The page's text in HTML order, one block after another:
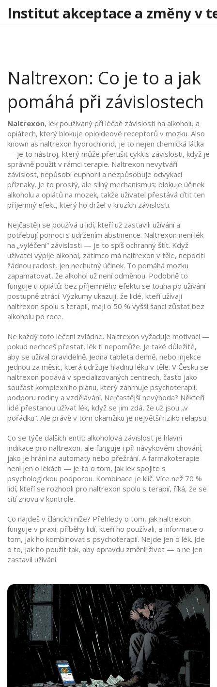
Institut akceptace a změny v
Naltrexon: Co je to a jak
pomáhá při závislostech
Naltrexon, lék používaný při léčbě závislostí na alkoholu a
opiátech, který blokuje opioideové receptorů v mozku. Also
known as naltrexon hydrochlorid, je to nejen chemická látka
— je to nástroj, který může přerušit cyklus závislosti, když je
správně použit v rámci terapie. Naltrexon nevytváří
závislost, nepůsobí euphorii a nezpůsobuje odvykací
příznaky. Je to prostý, ale silný mechanismus: blokuje účinek
alkoholu a opiátů na mozek, takže uživatel přestává cítit ten
příjemný efekt, který ho držel v kruzích závislosti.
Nejčastěji se používá u lidí, kteří už zastavili užívání a
potřebují pomoci s udržením abstinence. Naltrexon není lék
na „vyléčení“ závislosti — je to spíš ochranný štít. Když
uživatel vypije alkohol, zatímco má naltrexon v těle, nepocítí
žádnou radost, jen nechutný účinek. To pomáhá mozku
zapamatovat, že alkohol už není odměnou. Podobně to
funguje u opiátů: bez příjemného efektu se touha po užívání
postupně ztrácí. Výzkumy ukazují, že lidé, kteří užívají
naltrexon spolu s terapií, mají o 50 % vyšší šanci zůstat bez
alkoholu po roce.
Ne každý toto léčení zvládne. Naltrexon vyžaduje motivaci —
pokud nechceš přestat, lék ti nepomůže. Je také důležité,
aby se užíval pravidelně. Jedna tableta denně, nebo injekce
jednou za měsíc, která udržuje hladinu léku v těle. V Česku se
naltrexon podává v specializovaných centrech, často jako
součást komplexního plánu, který zahrnuje psychoterapii,
podporu rodiny a vzdělávání. Nejčastější nevýhoda? Někteří
lidé přestanou užívat lék, když se jim zdá, že už jsou „v
pořádku“. Ale právě v tom okamžiku je největší riziko relapsu.
Co se týče dalších entit: alkoholová závislost je hlavní
indikace pro naltrexon, ale funguje i při návykovém chování,
jako je hrání na automaty nebo přežrání. Afarmakoterapie
není jen o lékách — je to o tom, jak lék spojíte s
psychologickou podporou. Kombinace je klíč. Více než 70 %
lidí, kteří se rozhodli pro naltrexon spolu s terapií, říká, že se
cítí znovu v kontrole.
Co najdeš v článcích níže? Přehledy o tom, jak naltrexon
funguje v praxi, příběhy lidí, kteří ho používali, a informace o
tom, jak ho kombinovat s psychoterapií. Nejde jen o lék. Jde
o to, jak ho použít tak, aby opravdu změnil život — a ne jen
zastavil užívání.